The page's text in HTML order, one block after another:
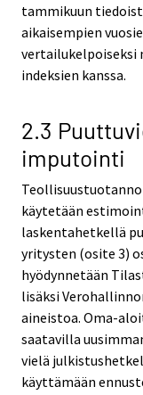
tammikuun
aikaisempien
vertailukelpoiseksi
indeksien kanssa.
2.3
imputointi
käytetään
laskentahetkellä
yritysten (osite 3)
hyödynnetään
lisäksi
aineistoa. Oma-
saatavilla
vielä
käyttämään